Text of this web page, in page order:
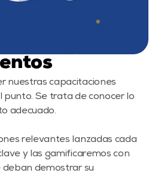
nuestras capacitaciones
punto. Se trata de conocer lo
adecuado.
relevantes lanzadas cada
y las gamificaremos con
deban demostrar su